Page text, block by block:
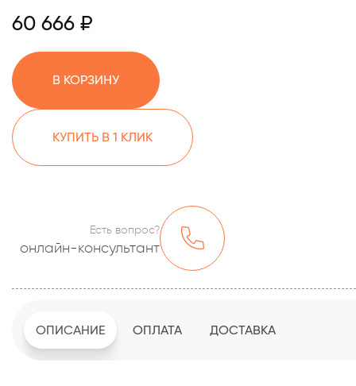
60 666 ₽
В КОРЗИНУ
КУПИТЬ В 1 КЛИК
Есть вопрос?
онлайн-консультант
ОПИСАНИЕ ОПЛАТА ДОСТАВКА